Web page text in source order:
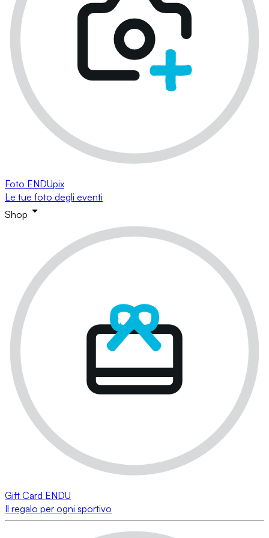
Foto ENDUpix
Le tue foto degli eventi
Shop
Gift Card ENDU
Il regalo per ogni sportivo